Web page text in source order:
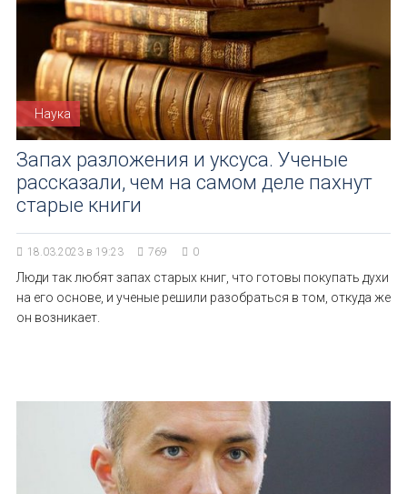
Наука
Запах разложения и уксуса. Ученые
рассказали, чем на самом деле пахнут
старые книги
18.03.2023 в 19:23 769 0
Люди так любят запах старых книг, что готовы покупать духи
на его основе, и ученые решили разобраться в том, откуда же
он возникает.